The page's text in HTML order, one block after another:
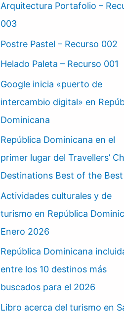
Arquitectura Portafolio –
003
Postre Pastel – Recurso 002
Helado Paleta – Recurso 001
Google inicia «puerto de
intercambio digital» en
Dominicana
República Dominicana en el
primer lugar del Travellers’
Destinations Best of the Best
Actividades culturales y de
turismo en República
Enero 2026
República Dominicana
entre los 10 destinos más
buscados para el 2026
Libro acerca del turismo en